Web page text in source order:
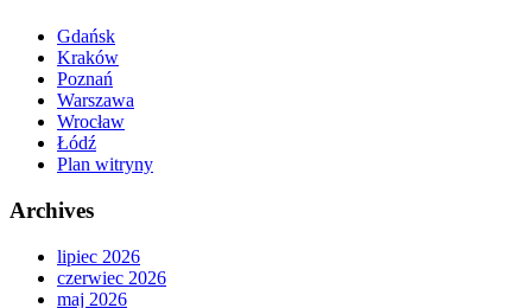
Gdańsk
Kraków
Poznań
Warszawa
Wrocław
Łódź
Plan witryny
Archives
lipiec 2026
czerwiec 2026
maj 2026